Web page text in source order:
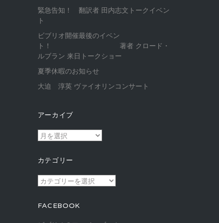
緊急告知！ 翻訳者 田内志文トークイベン
ト
ビブリオ開催最後のイベン
ト！ 著者 クロード・
ルブラン 来日トークショー
夏季休暇のお知らせ
大迫 淳英 ヴァイオリンコンサート
アーカイブ
ア
ー
イ
ブ
カテゴリー
カ
テ
リ
ー
FACEBOOK